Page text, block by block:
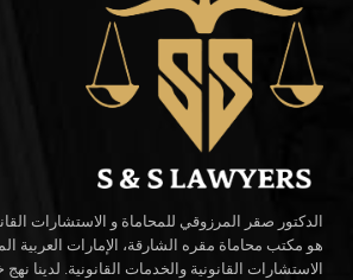
هو مكتب محاماة مقره الشارقة، الإمارات العربية
الاستشارات القانونية والخدمات القانونية. لدينا